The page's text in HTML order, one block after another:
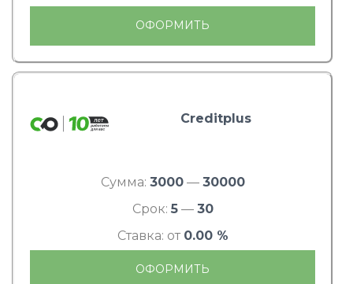
ОФОРМИТЬ
Creditplus
Сумма: 3000— 30000
Срок: 5— 30
Ставка: от 0.00 %
ОФОРМИТЬ